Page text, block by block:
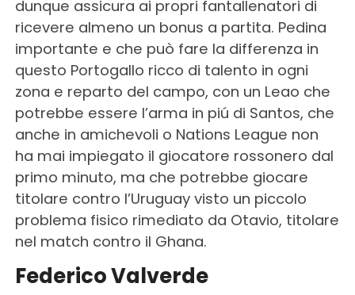
dunque assicura ai propri fantallenatori di
ricevere almeno un bonus a partita. Pedina
importante e che può fare la differenza in
questo Portogallo ricco di talento in ogni
zona e reparto del campo, con un Leao che
potrebbe essere l’arma in piú di Santos, che
anche in amichevoli o Nations League non
ha mai impiegato il giocatore rossonero dal
primo minuto, ma che potrebbe giocare
titolare contro l’Uruguay visto un piccolo
problema fisico rimediato da Otavio, titolare
nel match contro il Ghana.
Federico Valverde